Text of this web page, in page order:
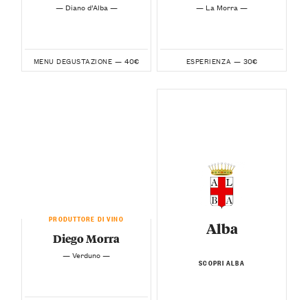
— Diano d’Alba —
MENU DEGUSTAZIONE — 40€
— La Morra —
ESPERIENZA — 30€
PRODUTTORE DI VINO
Diego Morra
— Verduno —
Alba
SCOPRI ALBA